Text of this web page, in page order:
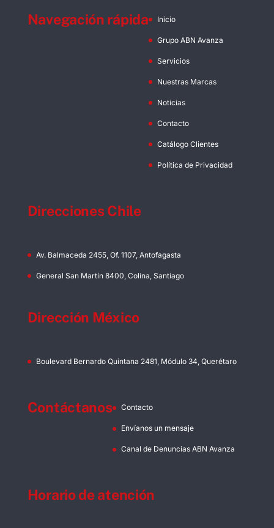
Navegación rápida Inicio
Grupo ABN Avanza
Servicios
Nuestras Marcas
Noticias
Contacto
Catálogo Clientes
Política de Privacidad
Direcciones Chile
Av. Balmaceda 2455, Of. 1107, Antofagasta
General San Martín 8400, Colina, Santiago
Dirección México
Boulevard Bernardo Quintana 2481, Módulo 34, Querétaro
Contáctanos Contacto
Envíanos un mensaje
Canal de Denuncias ABN Avanza
Horario de atención